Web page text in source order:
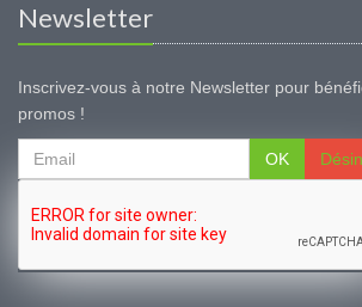
Newsletter
Inscrivez-vous à notre Newsletter pour
promos !
OK